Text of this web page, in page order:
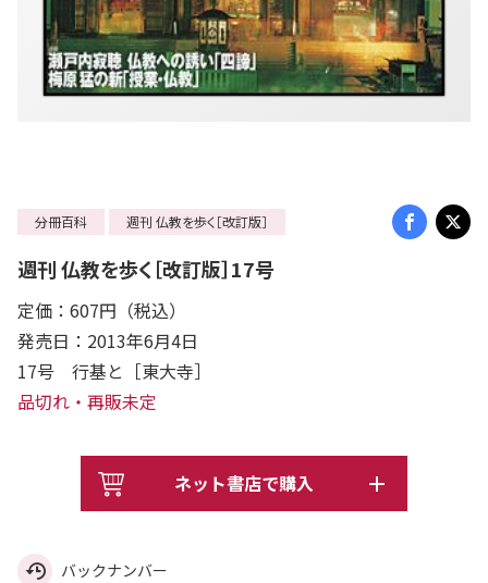
分冊百科 週刊 仏教を歩く［改訂版］
週刊 仏教を歩く［改訂版］17号
定価：607円（税込）
発売日：2013年6月4日
17号 行基と［東大寺］
品切れ・再販未定
ネット書店で購入
バックナンバー